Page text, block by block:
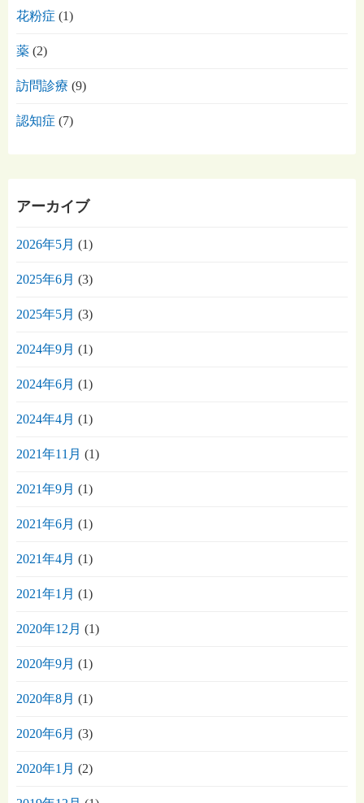
花粉症 (1)
薬 (2)
訪問診療 (9)
認知症 (7)
アーカイブ
2026年5月 (1)
2025年6月 (3)
2025年5月 (3)
2024年9月 (1)
2024年6月 (1)
2024年4月 (1)
2021年11月 (1)
2021年9月 (1)
2021年6月 (1)
2021年4月 (1)
2021年1月 (1)
2020年12月 (1)
2020年9月 (1)
2020年8月 (1)
2020年6月 (3)
2020年1月 (2)